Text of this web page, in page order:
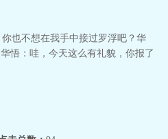
也不想在我手中接过罗浮吧？华
悟：哇，今天这么有礼貌，你报了